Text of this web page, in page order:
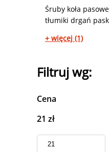
Śruby koła
tłumiki drgań
+ więcej (1)
Filtruj wg:
Cena
21 zł